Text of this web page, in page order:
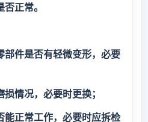
否正常。
部件是否有轻微变形，必要
损情况，必要时更换；
能正常工作，必要时应拆检